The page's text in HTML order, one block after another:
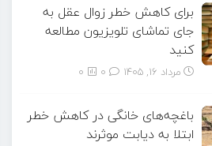
برای کاهش خطر زوال عقل به
جای تماشای تلویزیون مطالعه
کنید
مرداد ۱۶, ۱۴۰۵ 0
باغچه‌های خانگی در کاهش خطر
ابتلا به دیابت موثرند